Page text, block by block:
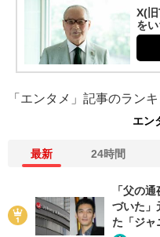
X(
を
「エンタメ」記事のラン
エン
最新 24時間
「父の
づいた」
た「ジャ